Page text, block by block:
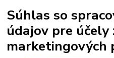
Súhlas so
údajov pre účely
marketingových